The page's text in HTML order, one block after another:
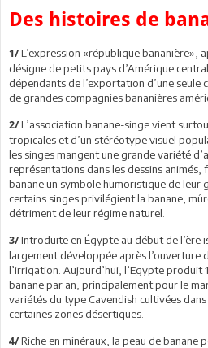
Des histoires de
1/L’expression «république bananière»,
désigne de petits pays d’Amérique
dépendants de l’exportation d’une
de grandes compagnies bananières
2/L’association banane-singe vient
tropicales et d’un stéréotype visuel
les singes mangent une grande variété
représentations dans les dessins
banane un symbole humoristique de leur
certains singes privilégient la banane,
détriment de leur régime naturel.
3/Introduite en Égypte au début de l’ère
largement développée après l’ouverture
l’irrigation. Aujourd’hui, l’Egypte produit
banane par an, principalement pour le
variétés du type Cavendish cultivées
certaines zones désertiques.
4/Riche en minéraux, la peau de banane